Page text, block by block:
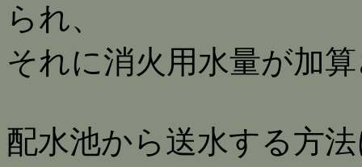
られ、
それに消火用水量が加
配水池から送水する方